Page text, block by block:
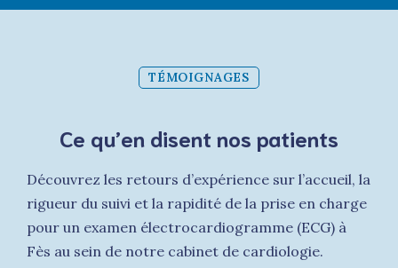
TÉMOIGNAGES
Ce qu’en disent nos patients
Découvrez les retours d’expérience sur l’accueil, la
rigueur du suivi et la rapidité de la prise en charge
pour un examen électrocardiogramme (ECG) à
Fès au sein de notre cabinet de cardiologie.